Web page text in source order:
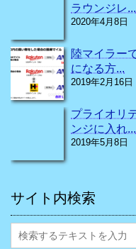
ラウンジレ...
2020年4月8日
陸マイラー
になる方...
2019年2月16日
プライオリ
ンジに入れ...
2019年5月8日
サイト内検索